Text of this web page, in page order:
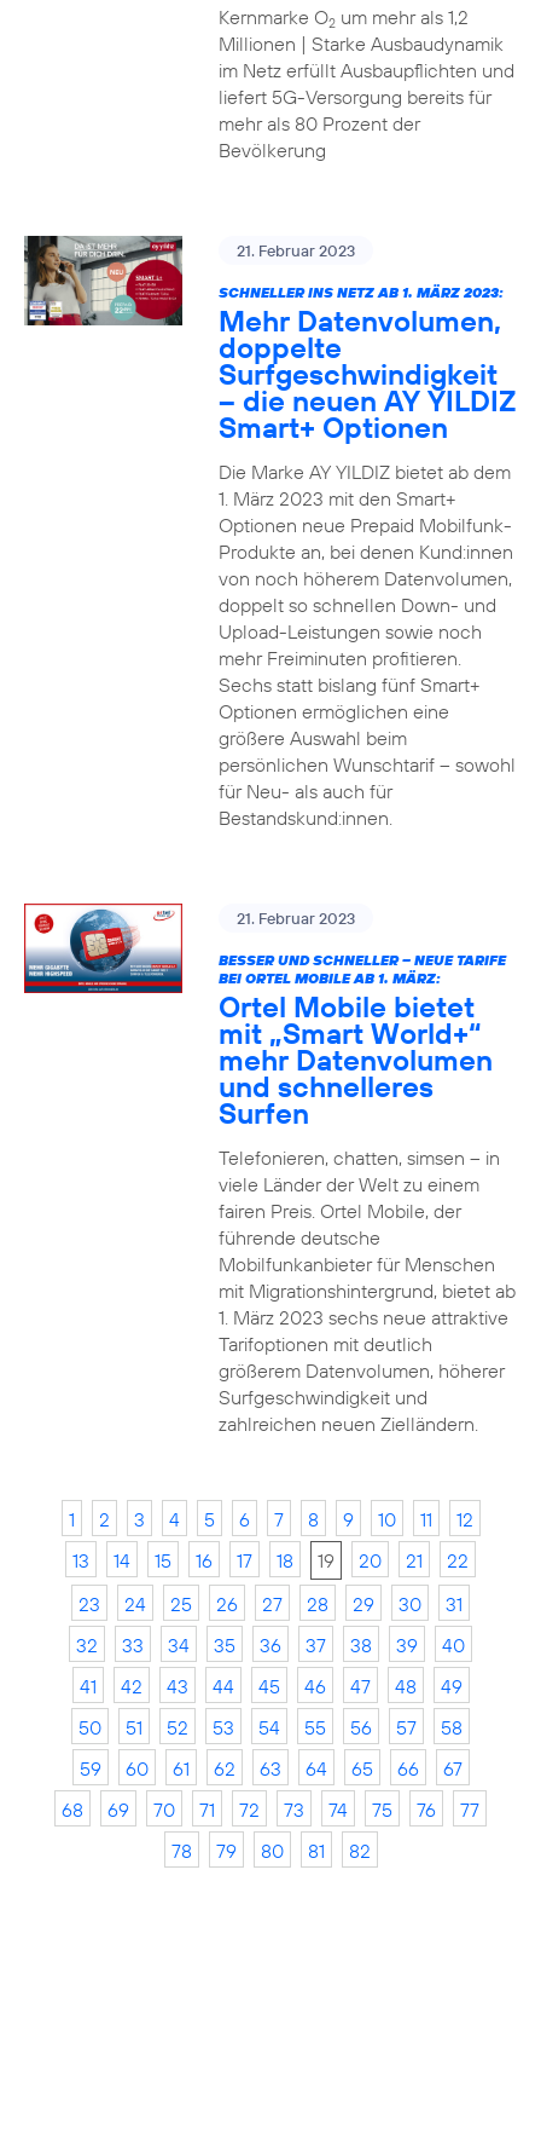
Kernmarke O2um mehr als 1,2
Millionen | Starke Ausbaudynamik
im Netz erfüllt Ausbaupflichten und
liefert 5G-Versorgung bereits für
mehr als 80 Prozent der
Bevölkerung
21. Februar 2023
SCHNELLER INS NETZ AB 1. MÄRZ 2023:
Mehr Datenvolumen,
doppelte
Surfgeschwindigkeit
– die neuen AY YILDIZ
Smart+ Optionen
Die Marke AY YILDIZ bietet ab dem
1. März 2023 mit den Smart+
Optionen neue Prepaid Mobilfunk-
Produkte an, bei denen Kund:innen
von noch höherem Datenvolumen,
doppelt so schnellen Down- und
Upload-Leistungen sowie noch
mehr Freiminuten profitieren.
Sechs statt bislang fünf Smart+
Optionen ermöglichen eine
größere Auswahl beim
persönlichen Wunschtarif – sowohl
für Neu- als auch für
Bestandskund:innen.
21. Februar 2023
BESSER UND SCHNELLER – NEUE TARIFE
BEI ORTEL MOBILE AB 1. MÄRZ:
Ortel Mobile bietet
mit „Smart World+“
mehr Datenvolumen
und schnelleres
Surfen
Telefonieren, chatten, simsen – in
viele Länder der Welt zu einem
fairen Preis. Ortel Mobile, der
führende deutsche
Mobilfunkanbieter für Menschen
mit Migrationshintergrund, bietet ab
1. März 2023 sechs neue attraktive
Tarifoptionen mit deutlich
größerem Datenvolumen, höherer
Surfgeschwindigkeit und
zahlreichen neuen Zielländern.
1 2 3 4 5 6 7 8 9 10 11
12
13
14 15 16 17 18 19 20 21
22
23
24 25 26 27 28 29 30
31
32
33 34 35 36 37 38 39
40
41
42 43 44 45 46 47 48
49
50
51 52 53 54 55 56 57
58
59
60 61 62 63 64 65 66
67
68
69 70 71 72 73 74 75 76
77
78
79 80 81 82